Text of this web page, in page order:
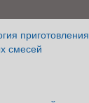
приготовления
смесей